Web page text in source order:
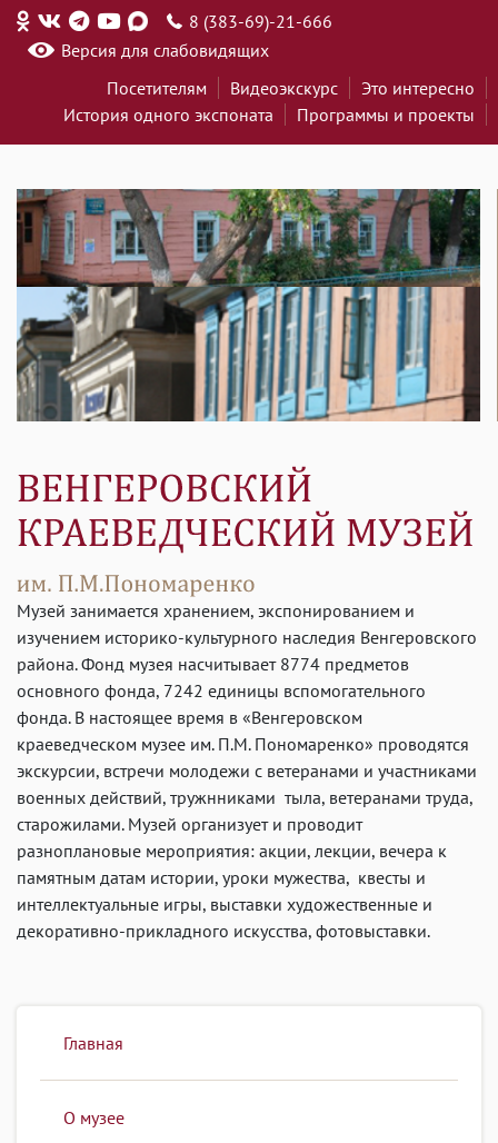
8 (383-69)-21-666
Версия для слабовидящих
Посетителям
Видеоэкскурс
Это интересно
История одного экспоната
Программы и проекты
Музей занимается хранением, экспонированием и
изучением историко-культурного наследия Венгеровского
района. Фонд музея насчитывает 8774 предметов
основного фонда, 7242 единицы вспомогательного
фонда. В настоящее время в «Венгеровском
краеведческом музее им. П.М. Пономаренко» проводятся
экскурсии, встречи молодежи с ветеранами и участниками
военных действий, тружнниками тыла, ветеранами труда,
старожилами. Музей организует и проводит
разноплановые мероприятия: акции, лекции, вечера к
памятным датам истории, уроки мужества, квесты и
интеллектуальные игры, выставки художественные и
декоративно-прикладного искусства, фотовыставки.
Главная
О музее